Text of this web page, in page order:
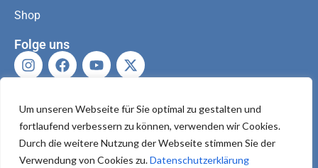
Um unseren Webseite für Sie optimal zu gestalten und
fortlaufend verbessern zu können, verwenden wir Cookies.
Durch die weitere Nutzung der Webseite stimmen Sie der
Verwendung von Cookies zu.Datenschutzerklärung
Shop
Folge uns